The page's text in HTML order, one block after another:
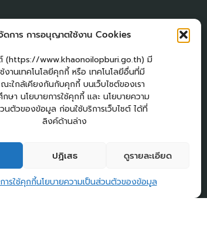
ดการ การอนุญาตใช้งาน Cookies
(https://www.khaonoilopburi.go.th) มี
ช้งานเทคโนโลยีคุกกี้ หรือ เทคโนโลยีอื่นที่มี
ะใกล้เคียงกันกับคุกกี้ บนเว็บไซต์ของเรา
กษา นโยบายการใช้คุกกี้ และ นโยบายความ
นตัวของข้อมูล ก่อนใช้บริการเว็บไซต์ ได้ที่
ลิงค์ด้านล่าง
ปฏิเสธ ดูรายละเอียด
ารใช้คุกกี้นโยบายความเป็นส่วนตัวของข้อมูล
ผู้เยี่่ยมชมเว็บไซต์
Login
เข้าสู่ระบบ
แผนผังเว็บไซต์
จัดทำเว็บไซต์
LopburiWebDesign.com
คู่มือประชาชน